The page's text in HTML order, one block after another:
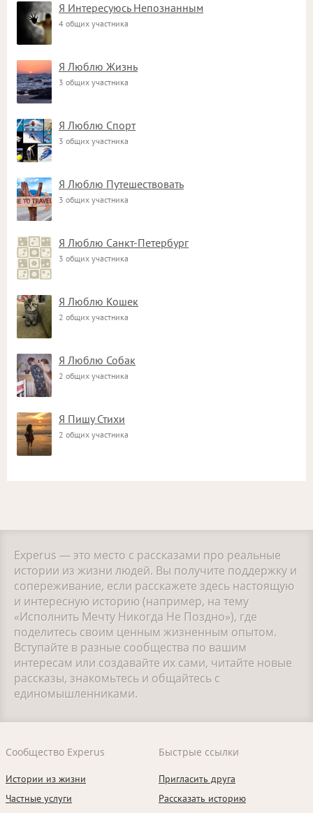
Я Интересуюсь Непознанным
4 общих участника
Я Люблю Жизнь
3 общих участника
Я Люблю Спорт
3 общих участника
Я Люблю Путешествовать
3 общих участника
Я Люблю Санкт-Петербург
3 общих участника
Я Люблю Кошек
2 общих участника
Я Люблю Собак
2 общих участника
Я Пишу Стихи
2 общих участника
Experus — это место с рассказами про реальные
истории из жизни людей. Вы получите поддержку и
сопереживание, если расскажете здесь настоящую
и интересную историю (например, на тему
«Исполнить Мечту Никогда Не Поздно»), где
поделитесь своим ценным жизненным опытом.
Вступайте в разные сообщества по вашим
интересам или создавайте их сами, читайте новые
рассказы, знакомьтесь и общайтесь с
единомышленниками.
Сообщество Experus
Истории из жизни
Частные услуги
Быстрые ссылки
Пригласить друга
Рассказать историю